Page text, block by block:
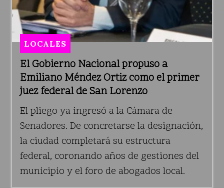
El Gobierno Nacional propuso a
Emiliano Méndez Ortiz como el primer
juez federal de San Lorenzo
LOCALES
El pliego ya ingresó a la Cámara de
Senadores. De concretarse la designación,
la ciudad completará su estructura
federal, coronando años de gestiones del
municipio y el foro de abogados local.